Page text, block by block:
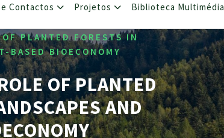
Contactos Projetos Biblioteca Multimédia
PLANTED FORESTS IN
BASED BIOECONOMY
OF PLANTED
AND